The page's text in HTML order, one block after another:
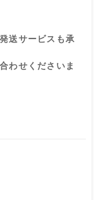
送サービスも承
わせくださいま